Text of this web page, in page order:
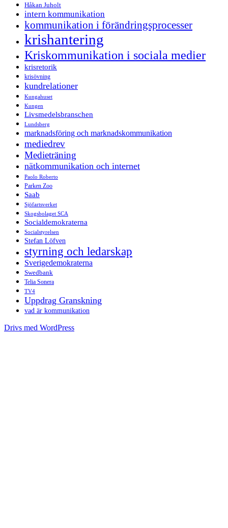
Håkan Juholt
intern kommunikation
kommunikation i förändringsprocesser
krishantering
Kriskommunikation i sociala medier
krisretorik
krisövning
kundrelationer
Kungahuset
Kungen
Livsmedelsbranschen
Lundsberg
marknadsföring och marknadskommunikation
mediedrev
Medieträning
nätkommunikation och internet
Paolo Roberto
Parken Zoo
Saab
Sjöfartsverket
Skogsbolaget SCA
Socialdemokraterna
Socialstyrelsen
Stefan Löfven
styrning och ledarskap
Sverigedemokraterna
Swedbank
Telia Sonera
TV4
Uppdrag Granskning
vad är kommunikation
Drivs med WordPress